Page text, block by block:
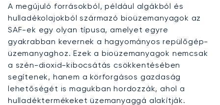
A megújuló forrásokból, például algákból és
hulladékolajokból származó bioüzemanyagok az
SAF-ek egy olyan típusa, amelyet egyre
gyakrabban kevernek a hagyományos repülőgép-
üzemanyaghoz. Ezek a bioüzemanyagok nemcsak
a szén-dioxid-kibocsátás csökkentésében
segítenek, hanem a körforgásos gazdaság
lehetőségét is magukban hordozzák, ahol a
hulladéktermékeket üzemanyaggá alakítják.